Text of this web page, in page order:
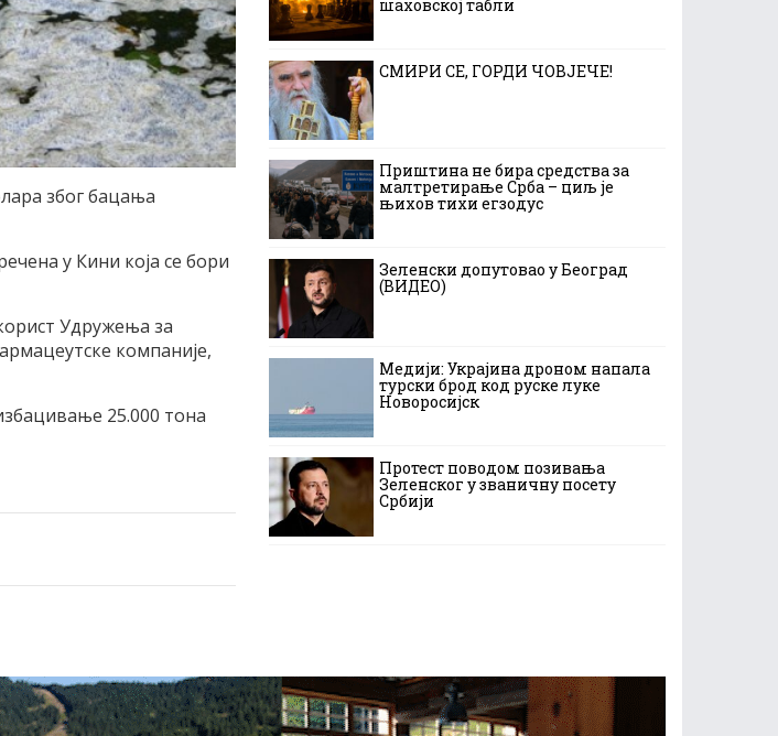
због бацања
у Кини која се бори
Удружења за
компаније,
25.000 тона
шаховској табли
СМИРИ СЕ, ГОРДИ ЧОВЈЕЧЕ!
Приштина не бира средства за
малтретирање Срба – циљ је
њихов тихи егзодус
Зеленски допутовао у Београд
(ВИДЕО)
Медији: Украјина дроном напала
турски брод код руске луке
Новоросијск
Протест поводом позивања
Зеленског у званичну посету
Србији